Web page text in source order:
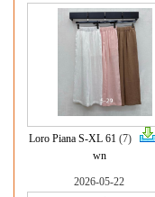
Loro Piana S-XL 61 (7)
wn
2026-05-22